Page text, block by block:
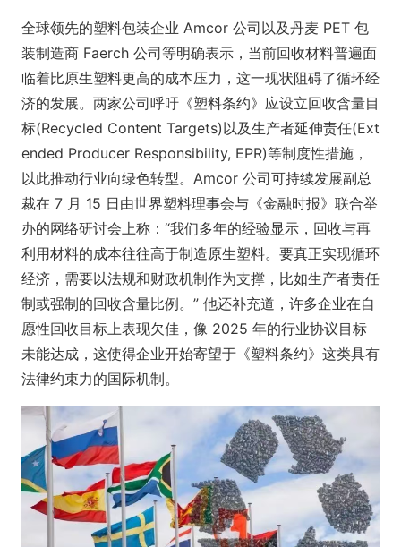
全球领先的塑料包装企业 Amcor 公司以及丹麦 PET 包
装制造商 Faerch 公司等明确表示，当前回收材料普遍面
临着比原生塑料更高的成本压力，这一现状阻碍了循环经
济的发展。两家公司呼吁《塑料条约》应设立回收含量目
标(Recycled Content Targets)以及生产者延伸责任(Ext
ended Producer Responsibility, EPR)等制度性措施，
以此推动行业向绿色转型。Amcor 公司可持续发展副总
裁在 7 月 15 日由世界塑料理事会与《金融时报》联合举
办的网络研讨会上称：“我们多年的经验显示，回收与再
利用材料的成本往往高于制造原生塑料。要真正实现循环
经济，需要以法规和财政机制作为支撑，比如生产者责任
制或强制的回收含量比例。” 他还补充道，许多企业在自
愿性回收目标上表现欠佳，像 2025 年的行业协议目标
未能达成，这使得企业开始寄望于《塑料条约》这类具有
法律约束力的国际机制。